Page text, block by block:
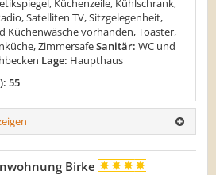
Küchenzeile, Kühlschrank,
Satelliten TV, Sitzgelegenheit,
Küchenwäsche vorhanden, Toaster,
ZimmersafeSanitär: WC und
Lage: Haupthaus
55
Birke